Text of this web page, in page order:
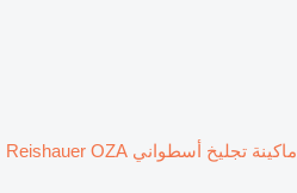
ماكينة تجليخ أسطواني Reishauer OZA